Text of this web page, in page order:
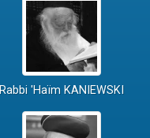
Rabbi 'Haïm KANIEWSKI